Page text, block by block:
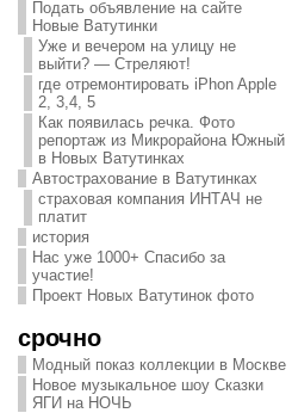
Подать объявление на сайте
Новые Ватутинки
Уже и вечером на улицу не
выйти? — Стреляют!
где отремонтировать iPhon Apple
2, 3,4, 5
Как появилась речка. Фото
репортаж из Микрорайона Южный
в Новых Ватутинках
Автострахование в Ватутинках
страховая компания ИНТАЧ не
платит
история
Нас уже 1000+ Спасибо за
участие!
Проект Новых Ватутинок фото
срочно
Модный показ коллекции в Москве
Новое музыкальное шоу Сказки
ЯГИ на НОЧЬ